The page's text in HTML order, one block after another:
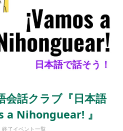
会話クラブ『日本語
a Nihonguear! 』
終了イベント一覧